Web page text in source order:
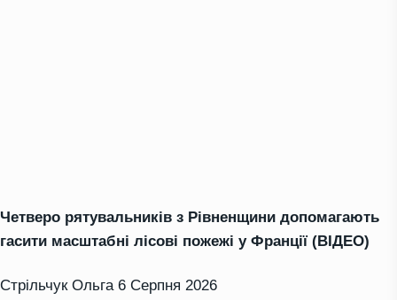
Четверо рятувальників з Рівненщини допомагають
гасити масштабні лісові пожежі у Франції (ВІДЕО)
Стрільчук Ольга 6 Серпня 2026